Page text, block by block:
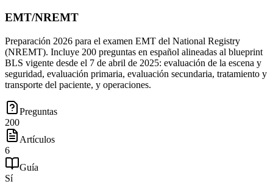
EMT/NREMT
Preparación 2026 para el examen EMT del National Registry
(NREMT). Incluye 200 preguntas en español alineadas al blueprint
BLS vigente desde el 7 de abril de 2025: evaluación de la escena y
seguridad, evaluación primaria, evaluación secundaria, tratamiento y
transporte del paciente, y operaciones.
Preguntas
200
Artículos
6
Guía
Sí